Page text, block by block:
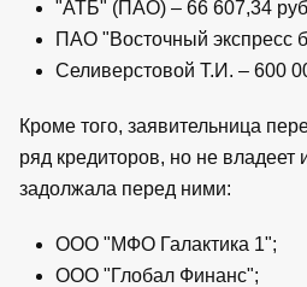
"АТБ" (ПАО) – 66 607,34
ПАО "Восточный экспресс
Селиверстовой Т.И. – 600
Кроме того, заявительница
ряд кредиторов, но не
задолжала перед ними:
ООО "МФО Галактика 1";
ООО "Глобал Финанс";